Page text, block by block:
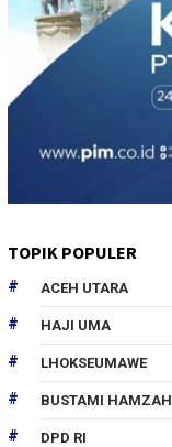
TOPIK POPULER
ACEH UTARA
HAJI UMA
LHOKSEUMAWE
BUSTAMI HAMZAH
DPD RI